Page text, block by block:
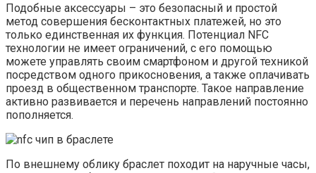
Подобные аксессуары – это безопасный и простой
метод совершения бесконтактных платежей, но это
только единственная их функция. Потенциал NFC
технологии не имеет ограничений, с его помощью
можете управлять своим смартфоном и другой техникой
посредством одного прикосновения, а также оплачивать
проезд в общественном транспорте. Такое направление
активно развивается и перечень направлений постоянно
пополняется.
По внешнему облику браслет походит на наручные часы,